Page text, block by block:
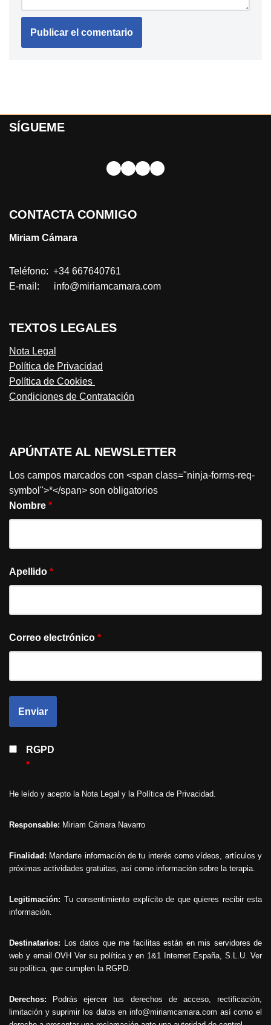
SÍGUEME
CONTACTA CONMIGO
Miriam Cámara
Teléfono: +34 667640761
E-mail: info@miriamcamara.com
TEXTOS LEGALES
Nota Legal
Política de Privacidad
Política de Cookies
Condiciones de Contratación
APÚNTATE AL NEWSLETTER
Los campos marcados con <span class="ninja-forms-req-
symbol">*</span> son obligatorios
Nombre *
Apellido *
Correo electrónico *
RGPD
*
He leído y acepto la Nota Legal y la Política de Privacidad.
Responsable: Miriam Cámara Navarro
Finalidad: Mandarte información de tu interés como vídeos, artículos y
próximas actividades gratuitas, así como información sobre la terapia.
Legitimación: Tu consentimiento explícito de que quieres recibir esta
información.
Destinatarios: Los datos que me facilitas están en mis servidores de
web y email OVHVer su políticay en 1&1 Internet España, S.L.U.Ver
su política, que cumplen la RGPD.
Derechos: Podrás ejercer tus derechos de acceso, rectificación,
limitación y suprimir los datos en info@miriamcamara.com así como el